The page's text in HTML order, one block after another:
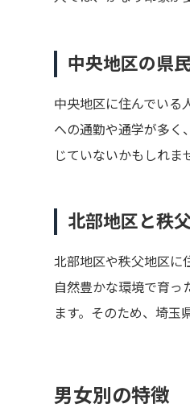
中央地区の県
中央地区に住んでいる
への通勤や通学が多く
じていないかもしれま
北部地区と秩
北部地区や秩父地区に
自然豊かな環境で育っ
ます。そのため、埼玉
男女別の特徴